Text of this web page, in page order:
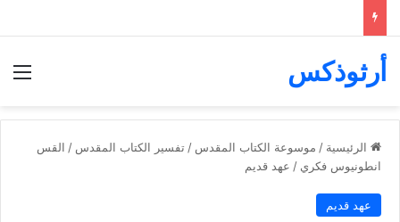
أرثوذكس
الرئيسية / موسوعة الكتاب المقدس / تفسير الكتاب المقدس / القس
انطونيوس فكري / عهد قديم
عهد قديم